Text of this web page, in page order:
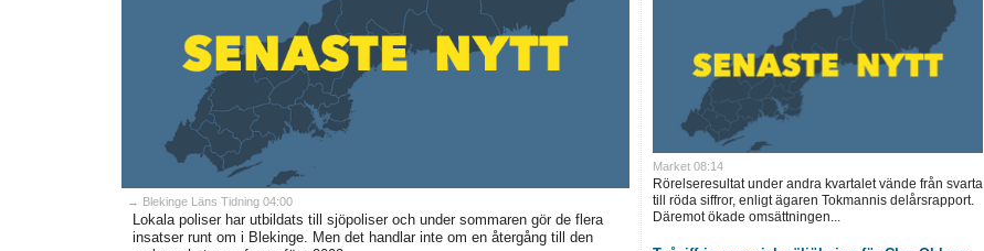
→ Blekinge Läns Tidning 04:00
Lokala poliser har utbildats till sjöpoliser och under sommaren gör de flera
insatser runt om i Blekinge. Men det handlar inte om en återgång till den
Market 08:14
Rörelseresultat under andra kvartalet vände från svarta
till röda siffror, enligt ägaren Tokmannis delårsrapport.
Däremot ökade omsättningen...